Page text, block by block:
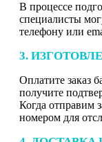
В процессе
специалисты
телефону или
3.
Оплатите заказ
получите
Когда отправим
номером для